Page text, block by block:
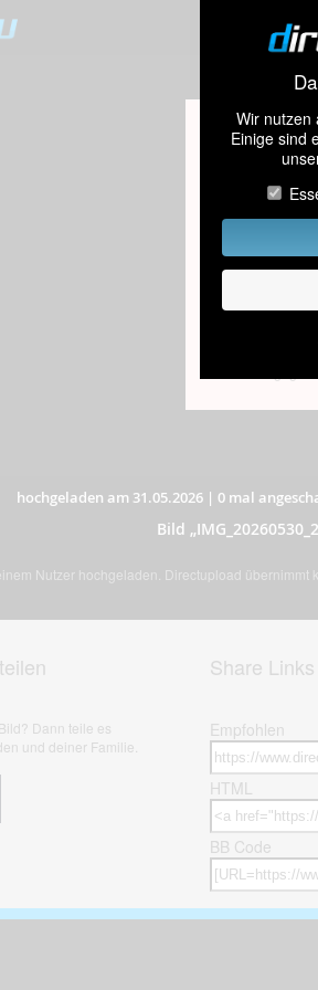
Wir nutzen
Einige sind
Dieses Bild
hochgeladen am 31.05.2026| 0 mal
Bild
Nutzer hochgeladen. Directupload
Dann teile es
und deiner Familie.
Share Links
Empfohlen
HTML
BB Code